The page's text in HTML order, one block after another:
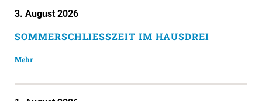
3. August 2026
SOMMERSCHLIESSZEIT IM HAUSDREI
Mehr